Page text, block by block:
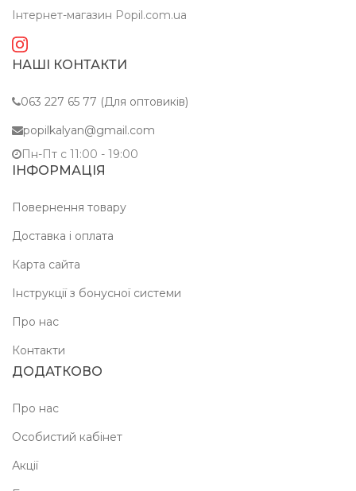
Інтернет-магазин Popil.com.ua
НАШІ КОНТАКТИ
063 227 65 77 (Для оптовиків)
popilkalyan@gmail.com
Пн-Пт c 11:00 - 19:00
ІНФОРМАЦІЯ
Повернення товару
Доставка і оплата
Карта сайта
Інструкції з бонусної системи
Про нас
Контакти
ДОДАТКОВО
Про нас
Особистий кабінет
Акції